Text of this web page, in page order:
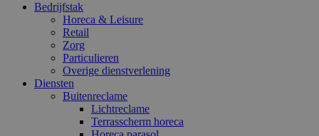
Bedrijfstak
Horeca & Leisure
Retail
Zorg
Particulieren
Overige dienstverlening
Diensten
Buitenreclame
Lichtreclame
Terrasscherm horeca